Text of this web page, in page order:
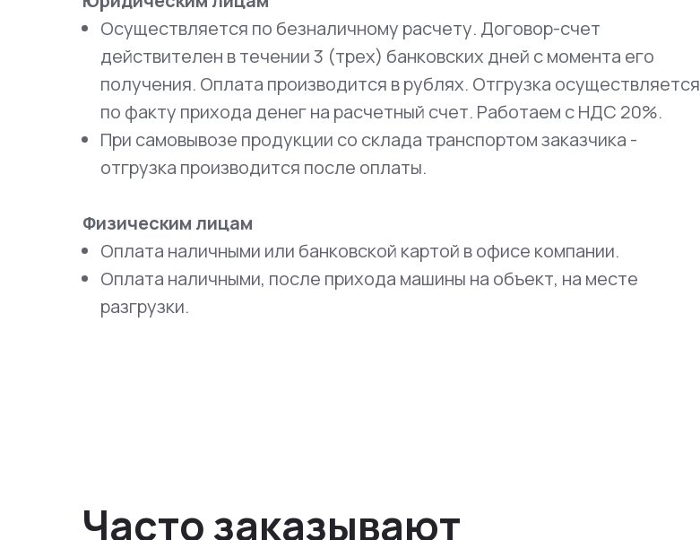
Осуществляется по безналичному расчету. Договор-счет
действителен в течении 3 (трех) банковских дней с момента его
получения. Оплата производится в рублях. Отгрузка осуществляется
по факту прихода денег на расчетный счет. Работаем с НДС 20%.
При самовывозе продукции со склада транспортом заказчика -
отгрузка производится после оплаты.
Физическим лицам
Оплата наличными или банковской картой в офисе компании.
Оплата наличными, после прихода машины на объект, на месте
разгрузки.
Часто заказывают